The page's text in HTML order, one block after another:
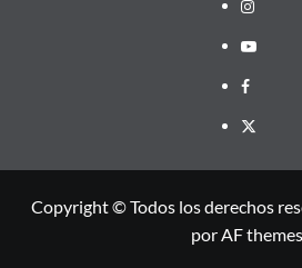
Instagram
Youtube
Facebook
X
Copyright © Todos los derechos
por AF